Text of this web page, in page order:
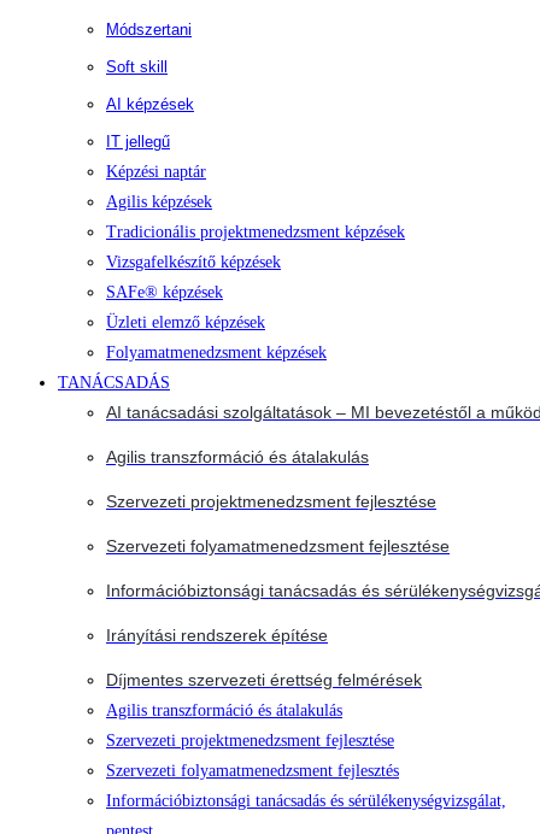
Módszertani
Soft skill
AI képzések
IT jellegű
Képzési naptár
Agilis képzések
Tradicionális projektmenedzsment képzések
Vizsgafelkészítő képzések
SAFe® képzések
Üzleti elemző képzések
Folyamatmenedzsment képzések
TANÁCSADÁS
AI tanácsadási szolgáltatások – MI bevezetéstől a
Agilis transzformáció és átalakulás
Szervezeti projektmenedzsment fejlesztése
Szervezeti folyamatmenedzsment fejlesztése
Információbiztonsági tanácsadás és
Irányítási rendszerek építése
Díjmentes szervezeti érettség felmérések
Agilis transzformáció és átalakulás
Szervezeti projektmenedzsment fejlesztése
Szervezeti folyamatmenedzsment fejlesztés
Információbiztonsági tanácsadás és sérülékenységvizsgálat,